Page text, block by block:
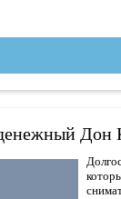
Дон